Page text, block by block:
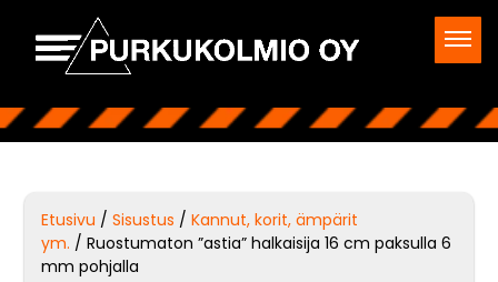
Etusivu /Sisustus /Kannut, korit, ämpärit
ym. / Ruostumaton ”astia” halkaisija 16 cm paksulla 6
mm pohjalla